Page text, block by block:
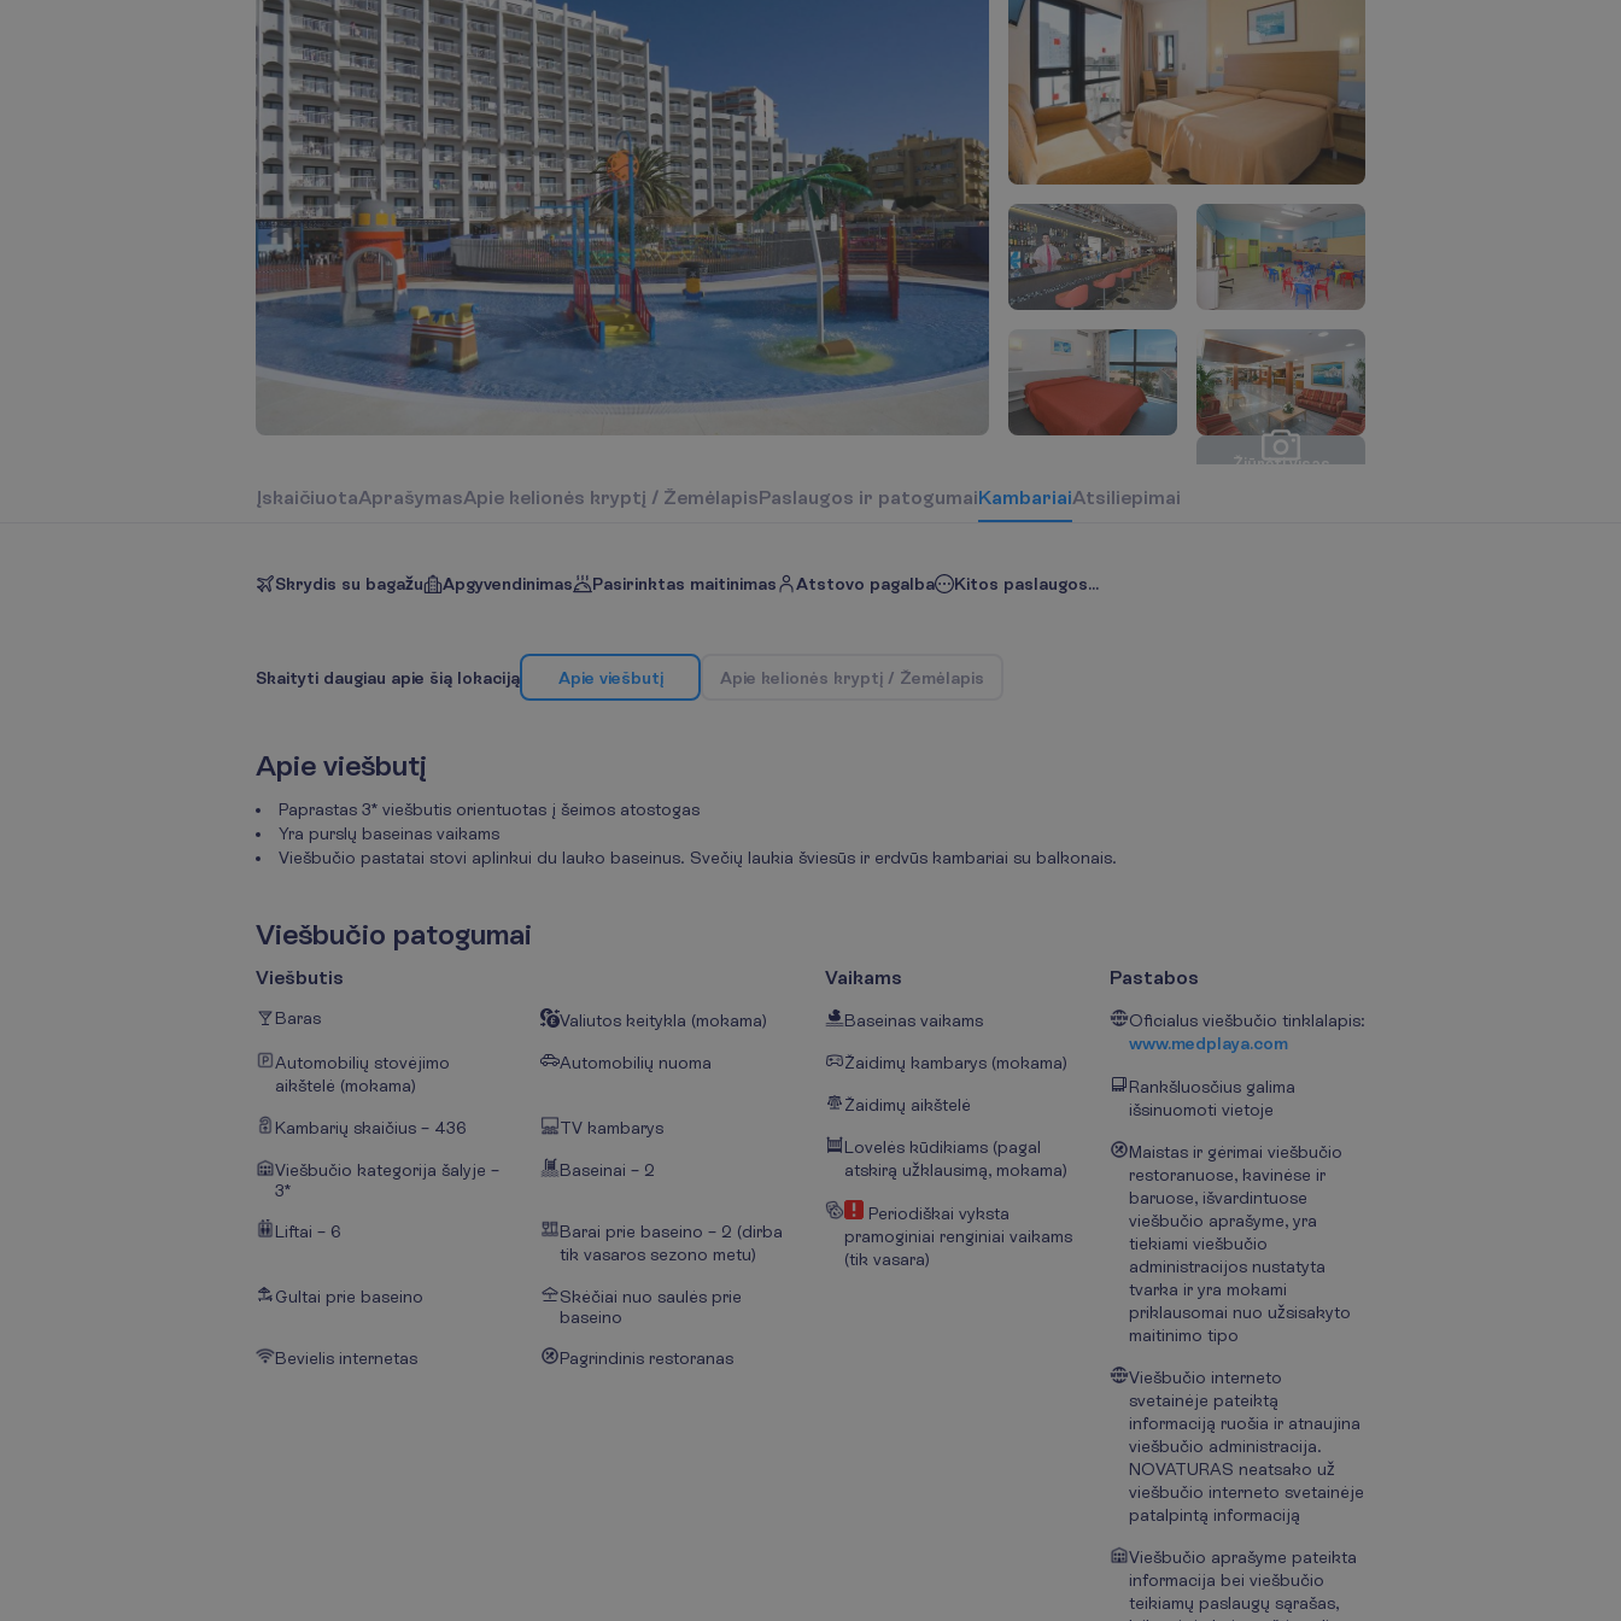
Žiūrėti visas
ĮskaičiuotaAprašymasApie kelionės kryptį / ŽemėlapisPaslaugos ir patogumaiKambariaiAtsiliepimai
Skrydis su bagažu Apgyvendinimas Pasirinktas maitinimas Atstovo pagalba Kitos paslaugos...
Skaityti daugiau apie šią lokaciją Apie viešbutį Apie kelionės kryptį / Žemėlapis
Apie viešbutį
Paprastas 3* viešbutis orientuotas į šeimos atostogas
Yra purslų baseinas vaikams
Viešbučio pastatai stovi aplinkui du lauko baseinus. Svečių laukia šviesūs ir erdvūs kambariai su balkonais.
Viešbučio patogumai
Viešbutis
Baras Valiutos keitykla (mokama)
Automobilių stovėjimo
aikštelė (mokama)
Automobilių nuoma
Kambarių skaičius – 436 TV kambarys
Viešbučio kategorija šalyje –
3*
Baseinai – 2
Liftai – 6
Barai prie baseino – 2 (dirba
tik vasaros sezono metu)
Gultai prie baseino
Skėčiai nuo saulės prie
baseino
Bevielis internetas Pagrindinis restoranas
Vaikams
Baseinas vaikams
Žaidimų kambarys (mokama)
Žaidimų aikštelė
Lovelės kūdikiams (pagal
atskirą užklausimą, mokama)
Periodiškai vyksta
pramoginiai renginiai vaikams
(tik vasara)
Pastabos
Oficialus viešbučio tinklalapis:
www.medplaya.com
Rankšluosčius galima
išsinuomoti vietoje
Maistas ir gėrimai viešbučio
restoranuose, kavinėse ir
baruose, išvardintuose
viešbučio aprašyme, yra
tiekiami viešbučio
administracijos nustatyta
tvarka ir yra mokami
priklausomai nuo užsisakyto
maitinimo tipo
Viešbučio interneto
svetainėje pateiktą
informaciją ruošia ir atnaujina
viešbučio administracija.
NOVATURAS neatsako už
viešbučio interneto svetainėje
patalpintą informaciją
Viešbučio aprašyme pateikta
informacija bei viešbučio
teikiamų paslaugų sąrašas,